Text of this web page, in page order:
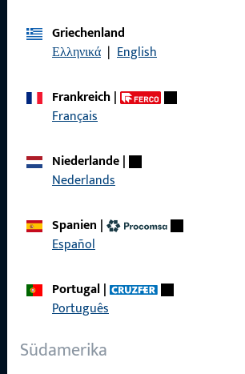
Griechenland
Ελληνικά | English
Frankreich|
Français
Niederlande|
Nederlands
Spanien |
Español
Portugal|
Português
Südamerika
Impressum